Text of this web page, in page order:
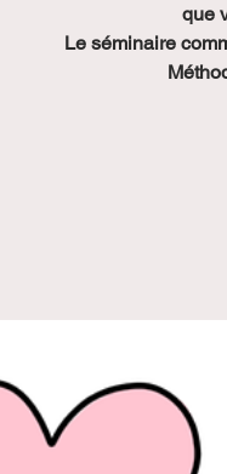
que
Le séminaire